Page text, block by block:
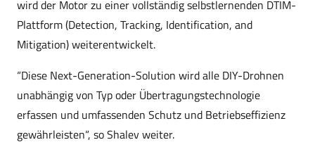
wird der Motor zu einer vollständig selbstlernenden DTIM-
Plattform (Detection, Tracking, Identification, and
Mitigation) weiterentwickelt.
“Diese Next-Generation-Solution wird alle DIY-Drohnen
unabhängig von Typ oder Übertragungstechnologie
erfassen und umfassenden Schutz und Betriebseffizienz
gewährleisten“, so Shalev weiter.